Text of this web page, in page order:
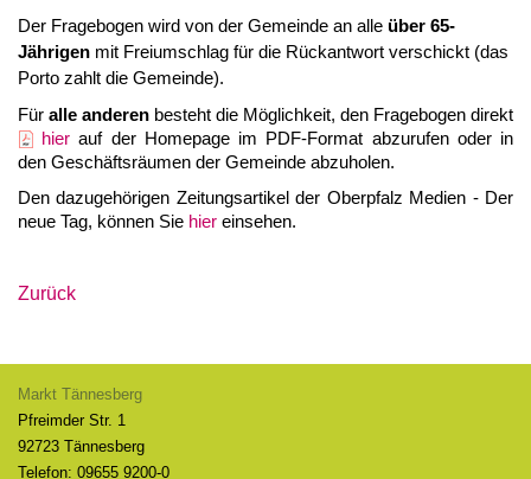
Der Fragebogen wird von der Gemeinde an alle über 65-
Jährigen mit Freiumschlag für die Rückantwort verschickt (das
Porto zahlt die Gemeinde).
Für alle anderen besteht die Möglichkeit, den Fragebogen direkt
hier auf der Homepage im PDF-Format abzurufen oder in
den Geschäftsräumen der Gemeinde abzuholen.
Den dazugehörigen Zeitungsartikel der Oberpfalz Medien - Der
neue Tag, können Sie hier einsehen.
Zurück
Markt Tännesberg
Pfreimder Str. 1
92723 Tännesberg
Telefon: 09655 9200-0